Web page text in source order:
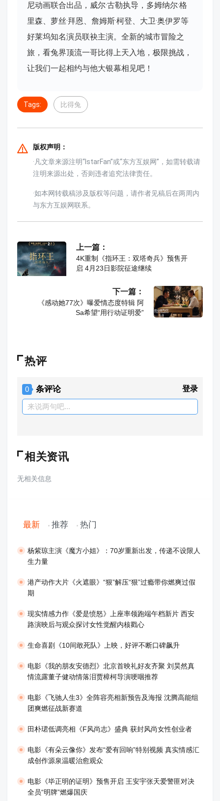
尼动画联合出品，威尔·古勒执导，多姆纳尔·格
里森、萝丝·拜恩、詹姆斯·柯登、大卫·奥伊罗等
好莱坞知名演员联袂主演。全新的城市冒险之
旅，看兔界顶流一哥比得上天入地，极限挑战，
让我们一起相约与他大银幕相见吧！
Tags: 比得兔
版权声明：
·凡文章来源注明“IstarFan”或“东方互娱网”，如需转载请
注明来源出处，否则违者追究法律责任。
·如本网转载稿涉及版权等问题，请作者见稿后在两周内
与东方互娱网联系。
上一篇：
4K重制《指环王：双塔奇兵》预售开
启 4月23日影院征途继续
下一篇：
《感动她77次》曝爱情态度特辑 阿
Sa希望“用行动证明爱”
热评
0 条评论 登录
来说两句吧...
相关资讯
无相关信息
最新 推荐 热门
​杨紫琼主演《魔方小姐》：70岁重新出发，传递不设限人
生力量
港产动作大片《火遮眼》“狠”解压“狠”过瘾带你燃爽过假
期
现实情感力作《爱是愤怒》上座率领跑端午档新片 西安
路演映后与观众探讨女性觉醒内核戳心
生命喜剧《10间敢死队》上映，好评不断口碑飙升
​电影《我的朋友安德烈》北京首映礼好友齐聚 刘昊然真
情流露董子健动情落泪贾樟柯导演哽咽推荐
电影《飞驰人生3》全阵容亮相新预告及海报 沈腾高能组
团爽燃征战新赛道
田朴珺低调亮相《F风尚志》盛典 获封风尚女性创业者
电影《有朵云像你》发布“爱有回响”特别视频 真实情感汇
成创作源泉温暖治愈观众
​电影《毕正明的证明》预售开启 王安宇张天爱警匪对决
全员“明牌”燃爆国庆